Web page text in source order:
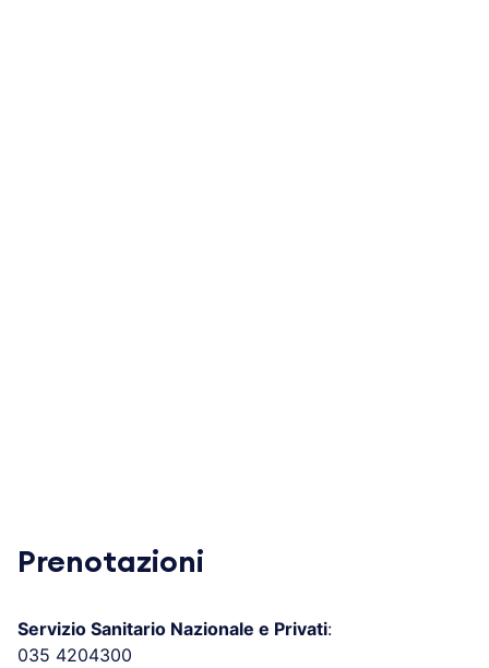
Prenotazioni
Servizio Sanitario Nazionale e Privati:
035 4204300